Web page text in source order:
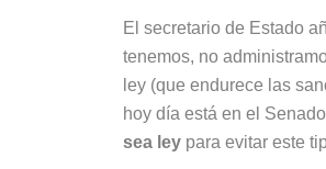
El secretario de Estado
tenemos, no
ley (que endurece las
hoy día está en el
sea ley para evitar este